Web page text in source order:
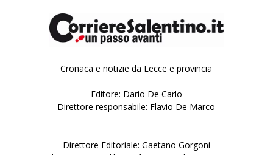
Cronaca e notizie da Lecce e provincia
Editore: Dario De Carlo
Direttore responsabile: Flavio De Marco
Direttore Editoriale: Gaetano Gorgoni